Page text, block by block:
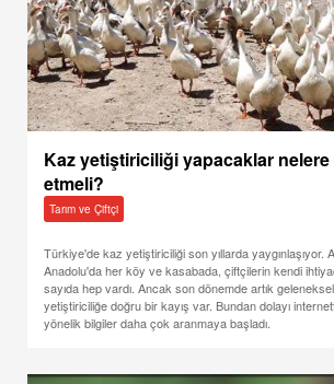
Kaz yetiştiriciliği yapacaklar
etmeli?
Tarım ve Çiftçi
Türkiye'de kaz yetiştiriciliği son yıllarda yaygınlaşıyor.
Anadolu'da her köy ve kasabada, çiftçilerin kendi
sayıda hep vardı. Ancak son dönemde artık
yetiştiriciliğe doğru bir kayış var. Bundan dolayı
yönelik bilgiler daha çok aranmaya başladı.